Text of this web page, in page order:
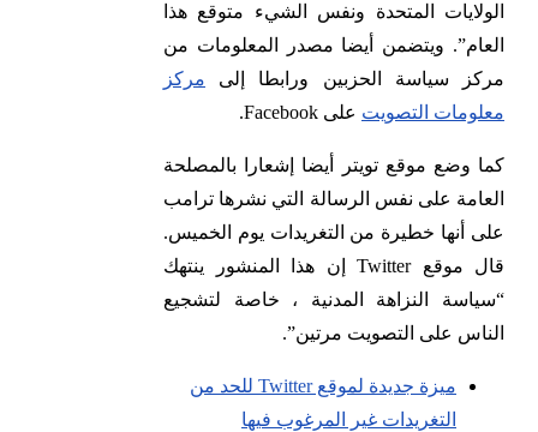
الولايات المتحدة ونفس الشيء متوقع هذا
العام”. ويتضمن أيضا مصدر المعلومات من
مركز سياسة الحزبين ورابطا إلى مركز
معلومات التصويت على Facebook.
كما وضع موقع تويتر أيضا إشعارا بالمصلحة
العامة على نفس الرسالة التي نشرها ترامب
على أنها خطيرة من التغريدات يوم الخميس.
قال موقع Twitter إن هذا المنشور ينتهك
“سياسة النزاهة المدنية ، خاصة لتشجيع
الناس على التصويت مرتين”.
ميزة جديدة لموقع Twitter للحد من
التغريدات غير المرغوب فيها